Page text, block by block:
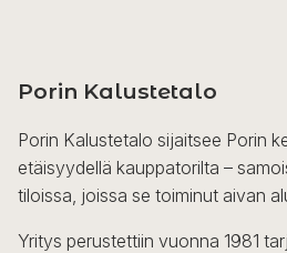
Porin Kalustetalo
Porin Kalustetalo sijaitsee Porin
etäisyydellä kauppatorilta –
tiloissa, joissa se toiminut aivan
Yritys perustettiin vuonna 1981